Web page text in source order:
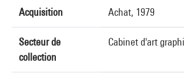
Acquisition Achat, 1979
Secteur de
collection
Cabinet d'art